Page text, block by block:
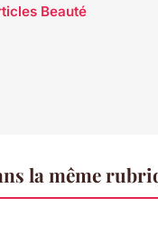
Beauté
la même